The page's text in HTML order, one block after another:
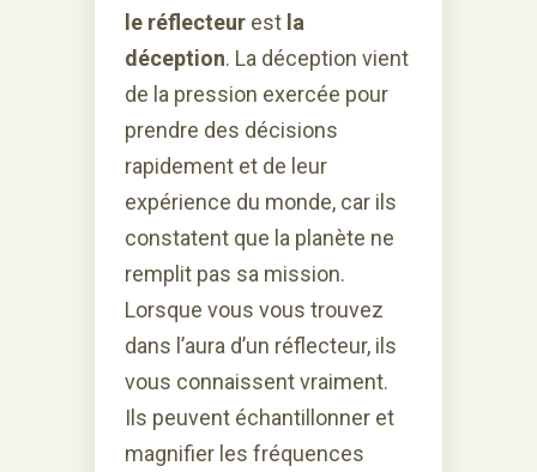
le réflecteur est la
déception. La déception vient
de la pression exercée pour
prendre des décisions
rapidement et de leur
expérience du monde, car ils
constatent que la planète ne
remplit pas sa mission.
Lorsque vous vous trouvez
dans l’aura d’un réflecteur, ils
vous connaissent vraiment.
Ils peuvent échantillonner et
magnifier les fréquences